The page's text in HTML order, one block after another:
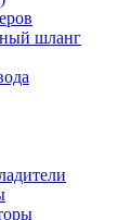
шланг